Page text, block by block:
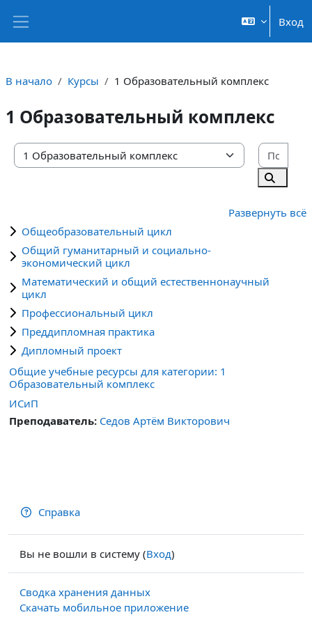
Вход
В начало Курсы 1 Образовательный комплекс
1 Образовательный комплекс
Категории курсов
Поиск
Развернуть всё
Общеобразовательный цикл
Общий гуманитарный и социально-
экономический цикл
Математический и общий естественнонаучный
цикл
Профессиональный цикл
Преддипломная практика
Дипломный проект
Общие учебные ресурсы для категории: 1
Образовательный комплекс
ИСиП
Преподаватель: Седов Артём Викторович
Справка
Вы не вошли в систему (Вход)
Сводка хранения данных
Скачать мобильное приложение